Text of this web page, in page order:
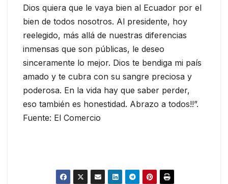
Dios quiera que le vaya bien al Ecuador por el
bien de todos nosotros. Al presidente, hoy
reelegido, más allá de nuestras diferencias
inmensas que son públicas, le deseo
sinceramente lo mejor. Dios te bendiga mi país
amado y te cubra con su sangre preciosa y
poderosa. En la vida hay que saber perder,
eso también es honestidad. Abrazo a todos!!”.
Fuente: El Comercio